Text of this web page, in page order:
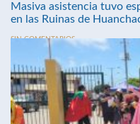
Masiva asistencia tuvo
en las Ruinas de
SIN COMENTARIOS